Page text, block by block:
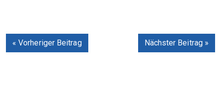
« Vorheriger Beitrag Nächster Beitrag »